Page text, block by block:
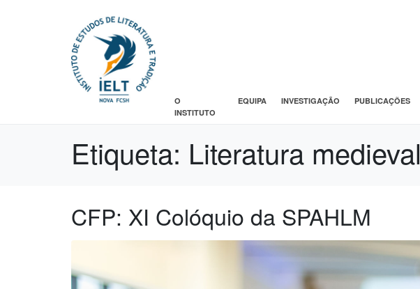
O
INSTITUTO
EQUIPA INVESTIGAÇÃO PUBLICAÇÕES
Etiqueta: Literatura medieval
CFP: XI Colóquio da SPAHLM